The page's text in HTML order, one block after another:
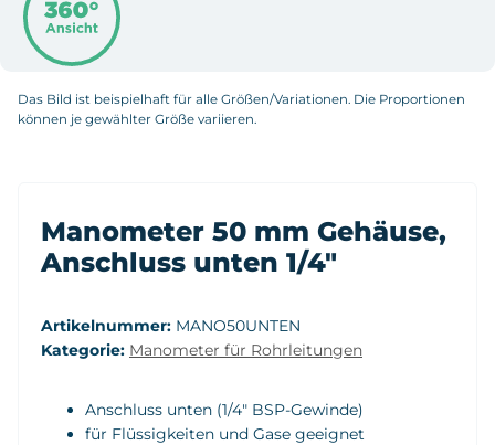
Das Bild ist beispielhaft für alle Größen/Variationen. Die Proportionen
können je gewählter Größe variieren.
Manometer 50 mm Gehäuse,
Anschluss unten 1/4"
Artikelnummer: MANO50UNTEN
Kategorie: Manometer für Rohrleitungen
Anschluss unten (1/4" BSP-Gewinde)
für Flüssigkeiten und Gase geeignet